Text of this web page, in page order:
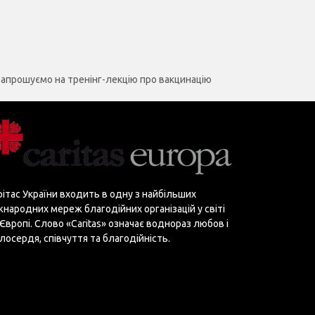
на тренінг-лекцію про вакцинацію
України входить в одну з найбільших
мереж благодійних організацій у світі
Слово «Сaritas» означає воднораз любов і
співчуття та благодійність.